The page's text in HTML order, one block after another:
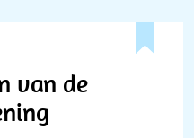
van de